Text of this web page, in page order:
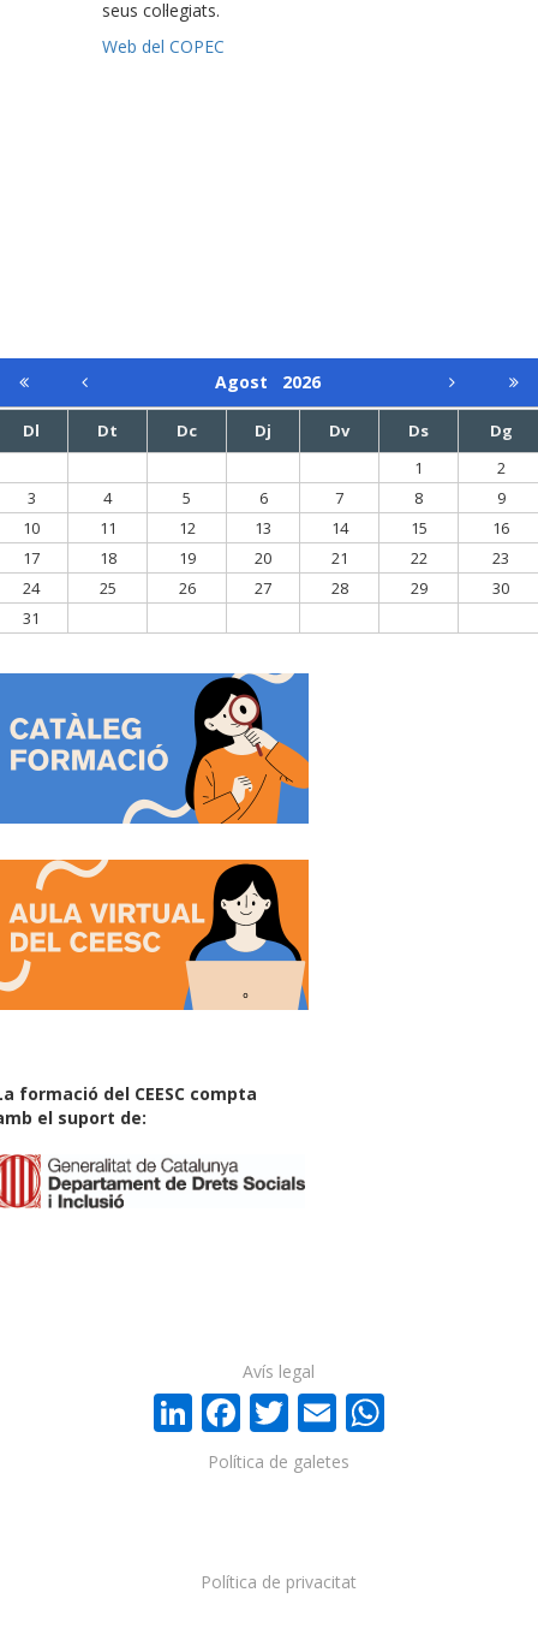
seus col·legiats.
Web del COPEC
Agost 2026
Dl Dt Dc Dj Dv Ds
Dg
1
2
3
4 5 6 7 8
9
10
11 12 13 14 15
16
17
18 19 20 21 22
23
24
25 26 27 28 29
30
31
formació del CEESC compta
el suport de:
LinkedIn
Facebook
Twitter
Email
Política de privacitat
Política de galetes
Avís legal